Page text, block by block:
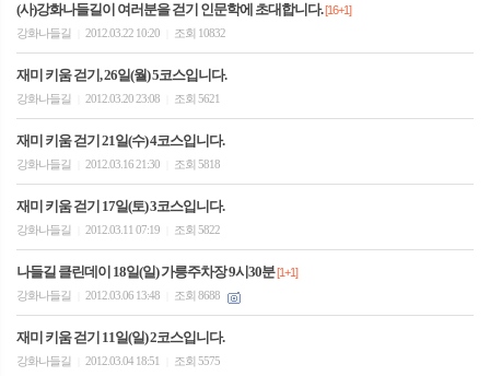
(사)강화나들길이 여러분을 걷기 인문학에 초대합니다.[16+1]
강화나들길
2012.03.22 10:20 조회 10832
재미 키움 걷기, 26일(월) 5코스입니다.
강화나들길 2012.03.20 23:08 조회 5621
재미 키움 걷기 21일(수) 4코스입니다.
강화나들길 2012.03.16 21:30 조회 5818
재미 키움 걷기 17일(토) 3코스입니다.
강화나들길 2012.03.11 07:19 조회 5822
나들길 클린데이 18일(일) 가릉주차장 9시30분[1+1]
강화나들길
2012.03.06 13:48 조회 8688
재미 키움 걷기 11일(일) 2코스입니다.
강화나들길 2012.03.04 18:51 조회 5575